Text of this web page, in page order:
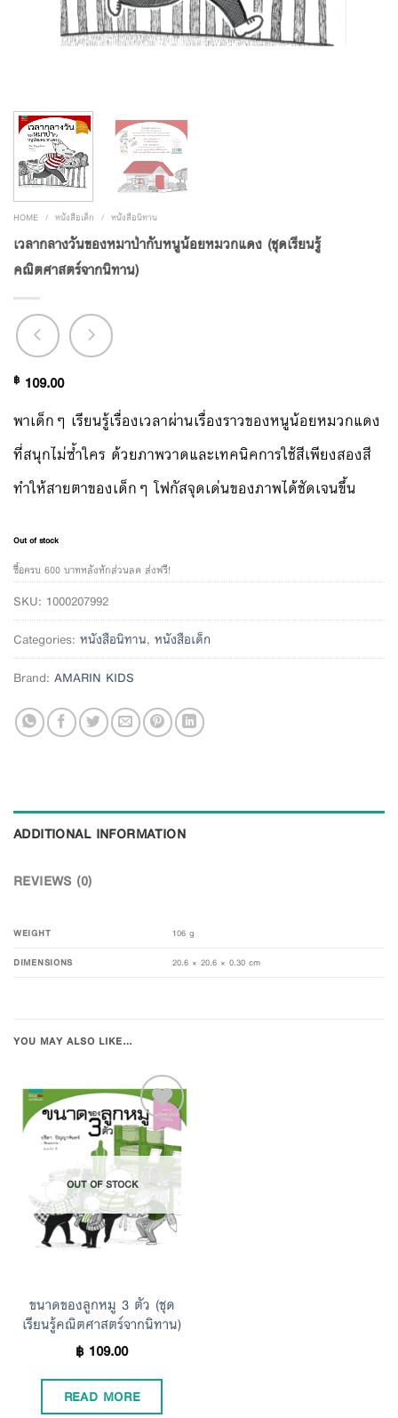
HOME / หนังสือเด็ก / หนังสือนิทาน
เวลากลางวันของหมาป่ากับหนูน้อยหมวกแดง (ชุดเรียนรู้
คณิตศาสตร์จากนิทาน)
฿ 109.00
พาเด็กๆ เรียนรู้เรื่องเวลาผ่านเรื่องราวของหนูน้อยหมวกแดง
ที่สนุกไม่ซ้ำใคร ด้วยภาพวาดและเทคนิคการใช้สีเพียงสองสี
ทำให้สายตาของเด็กๆ โฟกัสจุดเด่นของภาพได้ชัดเจนขึ้น
Out of stock
ซื้อครบ 600 บาทหลังหักส่วนลด ส่งฟรี!
SKU: 1000207992
Categories: หนังสือนิทาน, หนังสือเด็ก
Brand: AMARIN KIDS
ADDITIONAL INFORMATION
REVIEWS (0)
WEIGHT
106 g
DIMENSIONS
20.6 × 20.6 × 0.30 cm
YOU MAY ALSO LIKE…
Add to
Wishlist
OUT OF STOCK
ขนาดของลูกหมู 3 ตัว (ชุด
เรียนรู้คณิตศาสตร์จากนิทาน)
฿109.00
READ MORE